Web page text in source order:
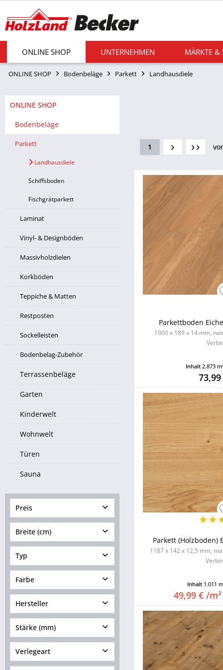
ONLINE SHOP UNTERNEHMEN MÄRKTE &
ONLINE SHOP Bodenbeläge Parkett Landhausdiele
ONLINE SHOP
Bodenbeläge
Parkett
Landhausdiele
Schiffsboden
Fischgrätparkett
Laminat
Vinyl- & Designböden
Massivholzdielen
Korkböden
Teppiche & Matten
Restposten
Sockelleisten
Bodenbelag-Zubehör
Terrassenbeläge
Garten
Kinderwelt
Wohnwelt
Türen
Sauna
Preis
von19,98 € bis404,26 €
Breite (cm)
von9,00bis32,00
Typ
Landhausdiele
Massivholzdiele geölt
Multistab
Schiffsboden
Farbe
Hersteller
Stärke (mm)
< 10.00
10.00 - 10.99
Verlegeart
1
Parkettboden
1900 x 189 x 14 mm,
Inhalt2.873
Parkett (Holzboden)
1187 x 142 x 12,5 mm,
Inhalt 1.011
49,99 € /m²